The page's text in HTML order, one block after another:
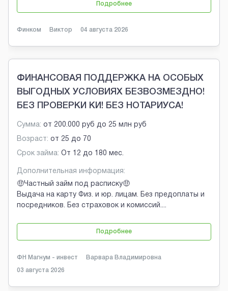
Подробнее
Финком Виктор 04 августа 2026
ФИНАНСОВАЯ ПОДДЕРЖКА НА ОСОБЫХ
ВЫГОДНЫХ УСЛОВИЯХ БЕЗВОЗМЕЗДНО!
БЕЗ ПРОВЕРКИ КИ! БЕЗ НОТАРИУСА!
Сумма: от 200.000 руб до 25 млн руб
Возраст: от 25 до 70
Срок займа: От 12 до 180 мес.
Дополнительная информация:
🤑Частный займ под расписку🤑
Выдача на карту Физ. и юр. лицам. Без предоплаты и
посредников. Без страховок и комиссий....
Подробнее
ФН Магнум - инвест Варвара Владимировна
03 августа 2026